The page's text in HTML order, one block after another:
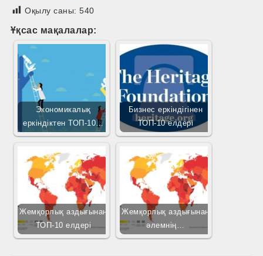
Оқылу саны:540
Ұқсас мақалалар:
Экономикалық
еркіндіктен ТОП-10…
Бизнес еркіндігінен
ТОП-10 елдері
Жемқорлық аздығынан
ТОП-10 елдері
Жемқорлық аздығынан
әлемнің…